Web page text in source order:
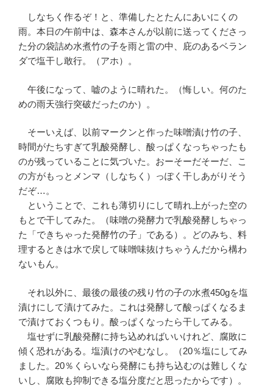
しなちく作るぞ！と、準備したとたんにあいにくの
雨。本日の午前中は、森本さんが以前に送ってくださっ
た分の袋詰め水煮竹の子を雨と雷の中、庇のあるベラン
ダで塩干し敢行。（アホ）。
午後になって、嘘のように晴れた。（悔しい。何のた
めの雨天強行突破だったのか）。
そーいえば、以前マークンと作った味噌漬け竹の子、
時間がたちすぎて乳酸発酵し、酸っぱくなっちゃったも
のが残っていることに気づいた。おーそーだそーだ、こ
の方がもっとメンマ（しなちく）っぽく干しあがりそう
だぞ…。
ということで、これも薄切りにして晴れ上がった空の
もとで干してみた。（味噌の発酵力で乳酸発酵しちゃっ
た「できちゃった発酵竹の子」である）。どのみち、料
理するときは水で戻して味噌味抜けちゃうんだから構わ
ないもん。
それ以外に、最後の最後の残り竹の子の水煮450gを塩
漬けにして漬けてみた。これは発酵して酸っぱくなるま
で漬けておくつもり。酸っぱくなったら干してみる。
塩せずに乳酸発酵に持ち込めればいいけれど、腐敗に
傾く恐れがある。塩漬けのやむなし。（20％塩にしてみ
ました。20％くらいなら発酵にも持ち込むのは難しくな
いし、腐敗も抑制できる塩分度だと思ったからです）。